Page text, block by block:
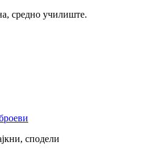
средно училиште.
сподели